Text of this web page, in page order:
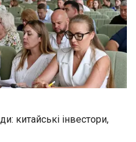
китайські інвестори,